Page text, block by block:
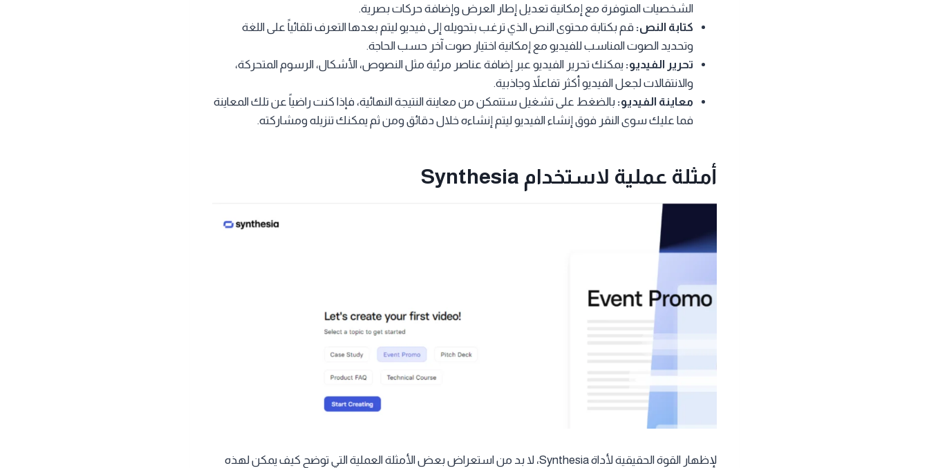
الشخصيات المتوفرة مع إمكانية تعديل إطار العرض وإضافة حركات بصرية.
كتابة النص: قم بكتابة محتوى النص الذي ترغب بتحويله إلى فيديو ليتم بعدها التعرف تلقائياً على اللغة
وتحديد الصوت المناسب للفيديو مع إمكانية اختيار صوت آخر حسب الحاجة.
تحرير الفيديو: يمكنك تحرير الفيديو عبر إضافة عناصر مرئية مثل النصوص، الأشكال، الرسوم المتحركة،
والانتقالات لجعل الفيديو أكثر تفاعلاً وجاذبية.
معاينة الفيديو: بالضغط على تشغيل ستتمكن من معاينة النتيجة النهائية، فإذا كنت راضياً عن تلك المعاينة
فما عليك سوى النقر فوق إنشاء الفيديو ليتم إنشاءه خلال دقائق ومن ثم يمكنك تنزيله ومشاركته.
أمثلة عملية لاستخدام Synthesia
لإظهار القوة الحقيقية لأداة Synthesia، لا بد من استعراض بعض الأمثلة العملية التي توضح كيف يمكن لهذه